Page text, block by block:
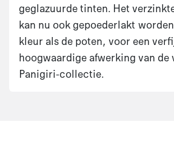
geglazuurde tinten. Het
kan nu ook gepoederlakt
kleur als de poten, voor een
hoogwaardige afwerking van de
Panigiri-collectie.